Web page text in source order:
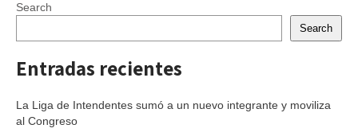
Search
Search
Entradas recientes
La Liga de Intendentes sumó a un nuevo integrante y moviliza
al Congreso